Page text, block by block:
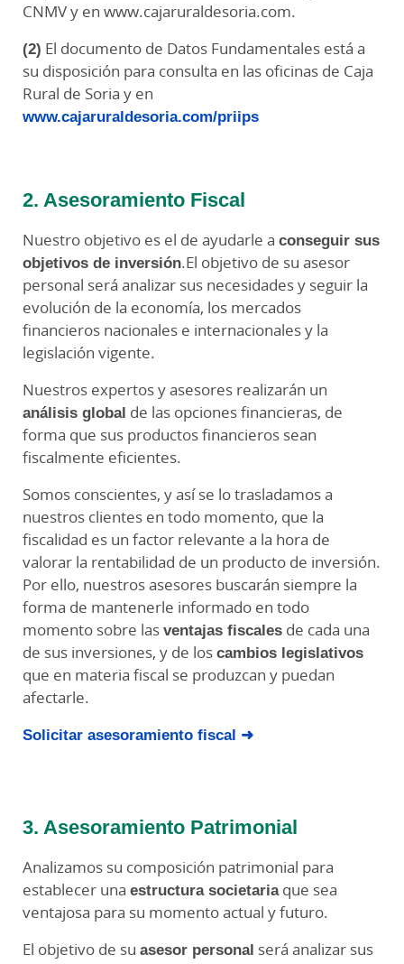
CNMV y en www.cajaruraldesoria.com.
(2) El documento de Datos Fundamentales está a
su disposición para consulta en las oficinas de Caja
Rural de Soria y en
www.cajaruraldesoria.com/priips
2. Asesoramiento Fiscal
Nuestro objetivo es el de ayudarle a conseguir sus
objetivos de inversión.El objetivo de su asesor
personal será analizar sus necesidades y seguir la
evolución de la economía, los mercados
financieros nacionales e internacionales y la
legislación vigente.
Nuestros expertos y asesores realizarán un
análisis global de las opciones financieras, de
forma que sus productos financieros sean
fiscalmente eficientes.
Somos conscientes, y así se lo trasladamos a
nuestros clientes en todo momento, que la
fiscalidad es un factor relevante a la hora de
valorar la rentabilidad de un producto de inversión.
Por ello, nuestros asesores buscarán siempre la
forma de mantenerle informado en todo
momento sobre lasventajas fiscales de cada una
de sus inversiones, y de loscambios legislativos
que en materia fiscal se produzcan y puedan
afectarle.
Solicitar asesoramiento fiscal ➜
3. Asesoramiento Patrimonial
Analizamos su composición patrimonial para
establecer una estructura societariaque sea
ventajosa para su momento actual y futuro.
El objetivo de su asesor personal será analizar sus